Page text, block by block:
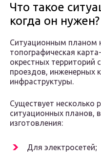
Что такое
когда он нужен?
Ситуационным планом
топографическая
окрестных
проездов, инженерных
инфраструктуры.
Существует несколько
ситуационных планов,
изготовления:
Для электросетей;